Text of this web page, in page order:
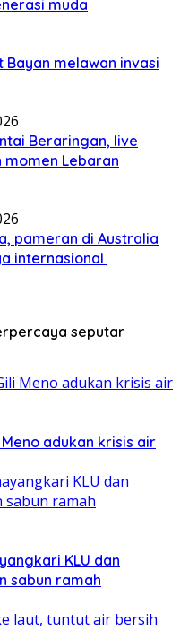
muda
melawan invasi
Beraringan, live
Lebaran
pameran di Australia
internasional
seputar
Meno adukan krisis air
KLU dan
sabun ramah